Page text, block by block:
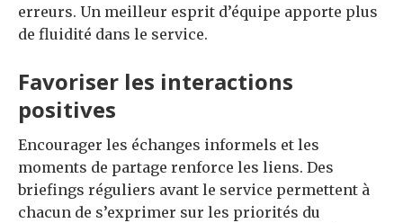
erreurs. Un meilleur esprit d’équipe apporte plus
de fluidité dans le service.
Favoriser les interactions
positives
Encourager les échanges informels et les
moments de partage renforce les liens. Des
briefings réguliers avant le service permettent à
chacun de s’exprimer sur les priorités du